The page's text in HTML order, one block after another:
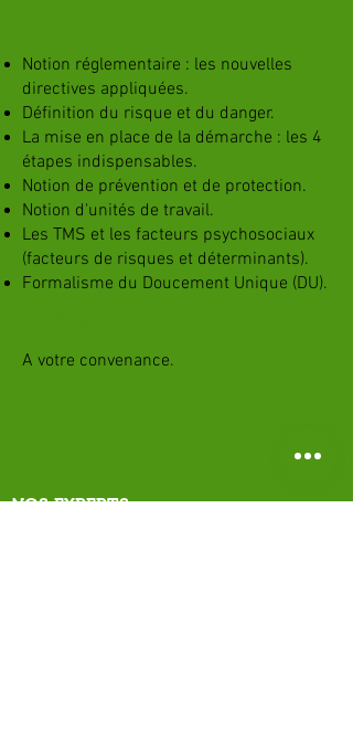
Notion réglementaire : les nouvelles
directives appliquées.
Définition du risque et du danger.
La mise en place de la démarche : les 4
étapes indispensables.
Notion de prévention et de protection.
Notion d'unités de travail.
Les TMS et les facteurs psychosociaux
(facteurs de risques et déterminants).
Formalisme du Doucement Unique (DU).
A votre convenance.
NOS EXPERTS